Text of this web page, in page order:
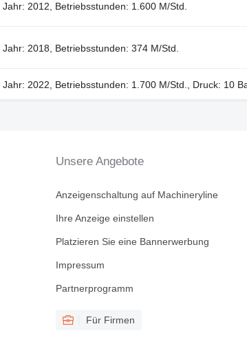
Jahr: 2012, Betriebsstunden: 1.600 M/Std.
Jahr: 2018, Betriebsstunden: 374 M/Std.
Jahr: 2022, Betriebsstunden: 1.700 M/Std., Druck: 10
Unsere Angebote
Anzeigenschaltung auf Machineryline
Ihre Anzeige einstellen
Platzieren Sie eine Bannerwerbung
Impressum
Partnerprogramm
Für Firmen